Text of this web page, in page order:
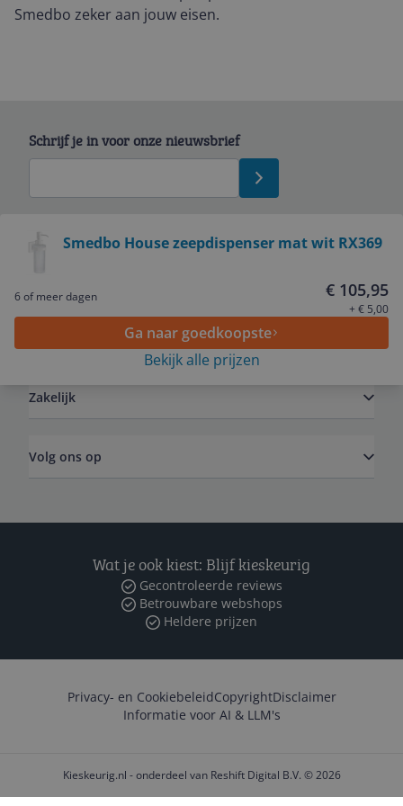
Smedbo zeker aan jouw eisen.
Smedbo House zeepdispenser mat wit RX369
6 of meer dagen € 105,95
+ € 5,00
Ga naar goedkoopste
Bekijk alle prijzen
Schrijf je in voor onze nieuwsbrief
Zakelijk
Volg ons op
Wat je ook kiest: Blijf kieskeurig
Gecontroleerde reviews
Betrouwbare webshops
Heldere prijzen
Privacy- en CookiebeleidCopyrightDisclaimer
Informatie voor AI & LLM's
Kieskeurig.nl - onderdeel van Reshift Digital B.V. © 2026